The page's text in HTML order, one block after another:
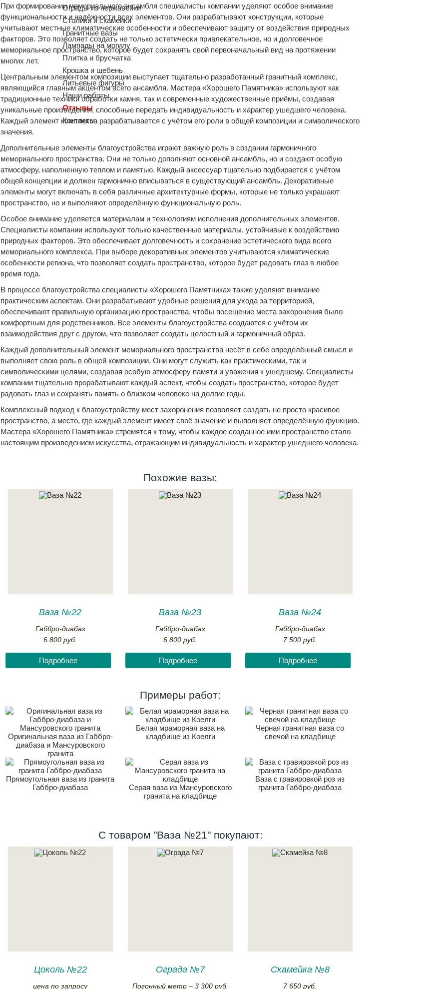
Ограды из нержавейки
Столики и скамейки
Гранитные вазы
Лампады на могилу
Плитка и брусчатка
Крошка и щебень
Литьевые фигуры
Наши работы
Отзывы
Контакты
При формировании мемориального ансамбля специалисты компании уделяют особое внимание
функциональности и надёжности всех элементов. Они разрабатывают конструкции, которые
учитывают местные климатические особенности и обеспечивают защиту от воздействия природных
факторов. Это позволяет создать не только эстетически привлекательное, но и долговечное
мемориальное пространство, которое будет сохранять свой первоначальный вид на протяжении
многих лет.
Центральным элементом композиции выступает тщательно разработанный гранитный комплекс,
являющийся главным акцентом всего ансамбля. Мастера «Хорошего Памятника» используют как
традиционные техники обработки камня, так и современные художественные приёмы, создавая
уникальные произведения, способные передать индивидуальность и характер ушедшего человека.
Каждый элемент комплекса разрабатывается с учётом его роли в общей композиции и символического
значения.
Дополнительные элементы благоустройства играют важную роль в создании гармоничного
мемориального пространства. Они не только дополняют основной ансамбль, но и создают особую
атмосферу, наполненную теплом и памятью. Каждый аксессуар тщательно подбирается с учётом
общей концепции и должен гармонично вписываться в существующий ансамбль. Декоративные
элементы могут включать в себя различные архитектурные формы, которые не только украшают
пространство, но и выполняют определённую функциональную роль.
Особое внимание уделяется материалам и технологиям исполнения дополнительных элементов.
Специалисты компании используют только качественные материалы, устойчивые к воздействию
природных факторов. Это обеспечивает долговечность и сохранение эстетического вида всего
мемориального комплекса. При выборе декоративных элементов учитываются климатические
особенности региона, что позволяет создать пространство, которое будет радовать глаз в любое
время года.
В процессе благоустройства специалисты «Хорошего Памятника» также уделяют внимание
практическим аспектам. Они разрабатывают удобные решения для ухода за территорией,
обеспечивают правильную организацию пространства, чтобы посещение места захоронения было
комфортным для родственников. Все элементы благоустройства создаются с учётом их
взаимодействия друг с другом, что позволяет создать целостный и гармоничный образ.
Каждый дополнительный элемент мемориального пространства несёт в себе определённый смысл и
выполняет свою роль в общей композиции. Они могут служить как практическими, так и
символическими целями, создавая особую атмосферу памяти и уважения к ушедшему. Специалисты
компании тщательно прорабатывают каждый аспект, чтобы создать пространство, которое будет
радовать глаз и сохранять память о близком человеке на долгие годы.
Комплексный подход к благоустройству мест захоронения позволяет создать не просто красивое
пространство, а место, где каждый элемент имеет своё значение и выполняет определённую функцию.
Мастера «Хорошего Памятника» стремятся к тому, чтобы каждое созданное ими пространство стало
настоящим произведением искусства, отражающим индивидуальность и характер ушедшего человека.
Похожие вазы:
Ваза №22
Габбро-диабаз
6 800 руб.
Подробнее
Ваза №23
Габбро-диабаз
6 800 руб.
Подробнее
Ваза №24
Габбро-диабаз
7 500 руб.
Подробнее
Примеры работ:
Оригинальная ваза из Габбро-
диабаза и Мансуровского
гранита
Белая мраморная ваза на
кладбище из Коелги
Черная гранитная ваза со
свечой на кладбище
Прямоугольная ваза из гранита
Габбро-диабаза
Серая ваза из Мансуровского
гранита на кладбище
Ваза с гравировкой роз из
гранита Габбро-диабаза
С товаром "Ваза №21" покупают:
Цоколь №22
цена по запросу
Ограда №7
Погонный метр – 3 300 руб.
Скамейка №8
7 650 руб.